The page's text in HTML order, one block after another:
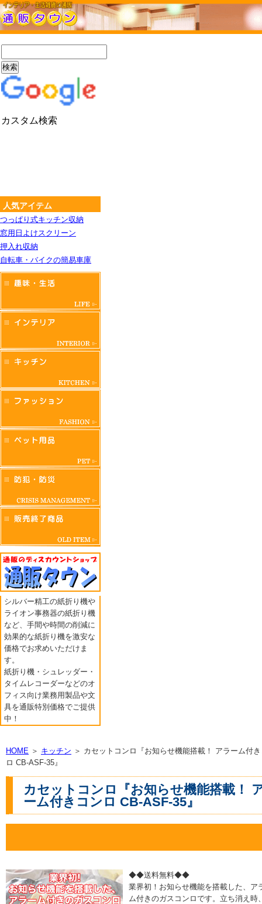
カスタム検索
人気アイテム
つっぱり式キッチン収納
窓用日よけスクリーン
押入れ収納
自転車・バイクの簡易車庫
シルバー精工の紙折り機や
ライオン事務器の紙折り機
など、手間や時間の削減に
効果的な紙折り機を激安な
価格でお求めいただけま
す。
紙折り機・シュレッダー・
タイムレコーダーなどのオ
フィス向け業務用製品や文
具を通販特別価格でご提供
中！
HOME ＞ キッチン ＞ カセットコンロ『お知らせ機能搭載！ アラーム付
ロ CB-ASF-35』
カセットコンロ『お知らせ機能搭載！
ーム付きコンロ CB-ASF-35』
◆◆送料無料◆◆
業界初！お知らせ機能を搭載した、ア
ム付きのガスコンロです。立ち消え時